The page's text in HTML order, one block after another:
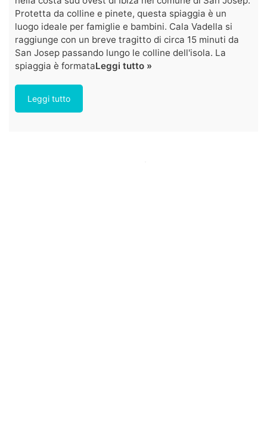
Protetta da colline e pinete, questa spiaggia è un
luogo ideale per famiglie e bambini. Cala Vadella si
raggiunge con un breve tragitto di circa 15 minuti da
San Josep passando lungo le colline dell'isola. La
spiaggia è formataLeggi tutto »
Leggi tutto